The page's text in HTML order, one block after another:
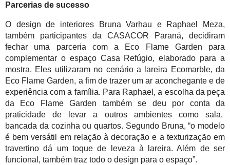
Parcerias de sucesso
O design de interiores Bruna Varhau e Raphael Meza,
também participantes da CASACOR Paraná, decidiram
fechar uma parceria com a Eco Flame Garden para
complementar o espaço Casa Refúgio, elaborado para a
mostra. Eles utilizaram no cenário a lareira Ecomarble, da
Eco Flame Garden, a fim de trazer um ar aconchegante e de
experiência com a família. Para Raphael, a escolha da peça
da Eco Flame Garden também se deu por conta da
praticidade de levar a outros ambientes como sala,
bancada da cozinha ou quartos. Segundo Bruna, “o modelo
é bem versátil em relação à decoração e a texturização em
travertino dá um toque de leveza à lareira. Além de ser
funcional, também traz todo o design para o espaço”.